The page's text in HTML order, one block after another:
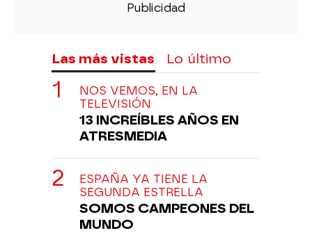
Las más vistas Lo último
NOS VEMOS, EN LA
TELEVISIÓN
13 INCREÍBLES AÑOS EN
ATRESMEDIA
ESPAÑA YA TIENE LA
SEGUNDA ESTRELLA
SOMOS CAMPEONES DEL
MUNDO